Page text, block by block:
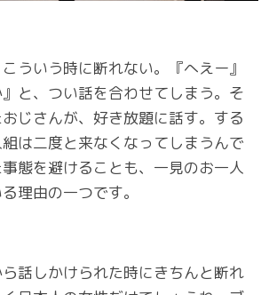
ういう時に断れない。『へえー』
』と、つい話を合わせてしまう。そ
じさんが、好き放題に話す。する
は二度と来なくなってしまうんで
態を避けることも、一見のお一人
理由の一つです。
話しかけられた時にきちんと断れ